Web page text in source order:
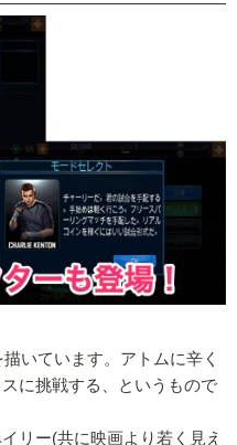
いています。アトムに辛く
に挑戦する、というもので
リー(共に映画より若く見え